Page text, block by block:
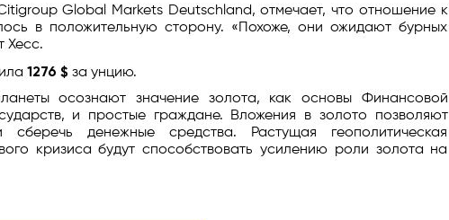
Global Markets Deutschland, отмечает, что отношение к
в положительную сторону. «Похоже, они ожидают бурных
Хесс.
1276 $ за унцию.
осознают значение золота, как основы Финансовой
и простые граждане. Вложения в золото позволяют
денежные средства. Растущая геополитическая
кризиса будут способствовать усилению роли золота на